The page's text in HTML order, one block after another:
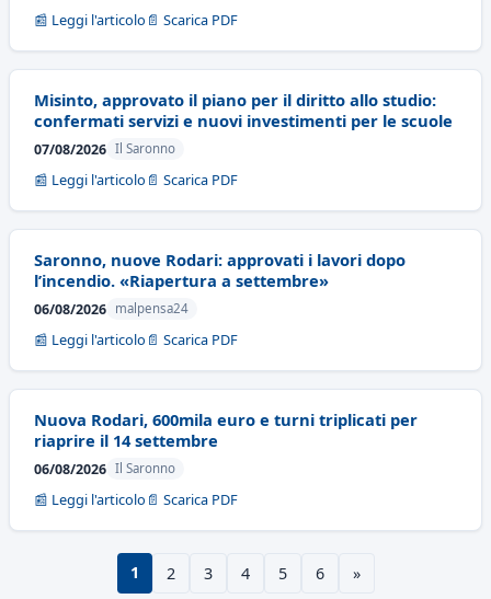
📰 Leggi l'articolo 📄 Scarica PDF
Misinto, approvato il piano per il diritto allo studio:
confermati servizi e nuovi investimenti per le scuole
07/08/2026 Il Saronno
📰 Leggi l'articolo 📄 Scarica PDF
Saronno, nuove Rodari: approvati i lavori dopo
l’incendio. «Riapertura a settembre»
06/08/2026 malpensa24
📰 Leggi l'articolo 📄 Scarica PDF
Nuova Rodari, 600mila euro e turni triplicati per
riaprire il 14 settembre
06/08/2026 Il Saronno
📰 Leggi l'articolo 📄 Scarica PDF
1 2 3 4 5 6 »